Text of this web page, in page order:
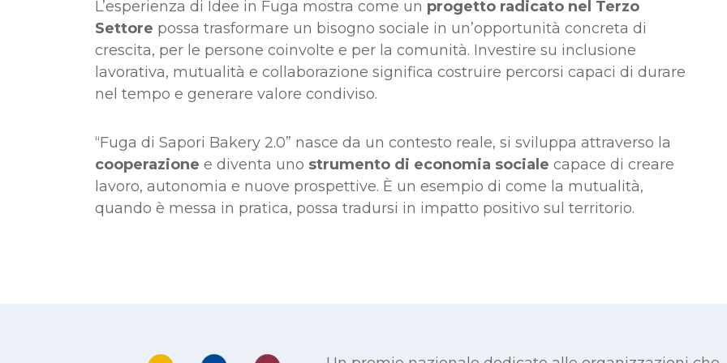
L’esperienza di Idee in Fuga mostra come un progetto radicato nel Terzo
Settore possa trasformare un bisogno sociale in un’opportunità concreta di
crescita, per le persone coinvolte e per la comunità. Investire su inclusione
lavorativa, mutualità e collaborazione significa costruire percorsi capaci di durare
nel tempo e generare valore condiviso.
“Fuga di Sapori Bakery 2.0” nasce da un contesto reale, si sviluppa attraverso la
cooperazione e diventa uno strumento di economia sociale capace di creare
lavoro, autonomia e nuove prospettive. È un esempio di come la mutualità,
quando è messa in pratica, possa tradursi in impatto positivo sul territorio.